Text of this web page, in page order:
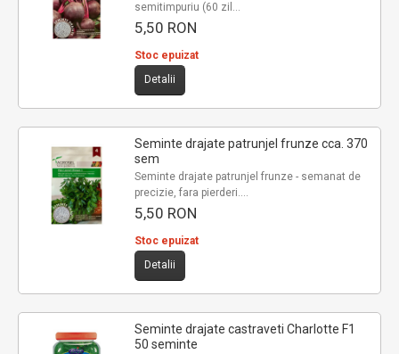
semitimpuriu (60 zil...
5,50 RON
Stoc epuizat
Detalii
Seminte drajate patrunjel frunze cca. 370
sem
Seminte drajate patrunjel frunze - semanat de
precizie, fara pierderi....
5,50 RON
Stoc epuizat
Detalii
Seminte drajate castraveti Charlotte F1
50 seminte